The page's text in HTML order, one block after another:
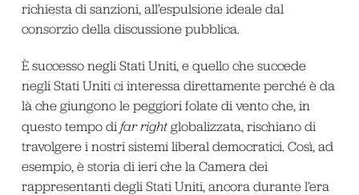
richiesta di sanzioni, all’espulsione ideale dal
consorzio della discussione pubblica.
È successo negli Stati Uniti, e quello che succede
negli Stati Uniti ci interessa direttamente perché è da
là che giungono le peggiori folate di vento che, in
questo tempo di far right globalizzata, rischiano di
travolgere i nostri sistemi liberal democratici. Così, ad
esempio, è storia di ieri che la Camera dei
rappresentanti degli Stati Uniti, ancora durante l’era